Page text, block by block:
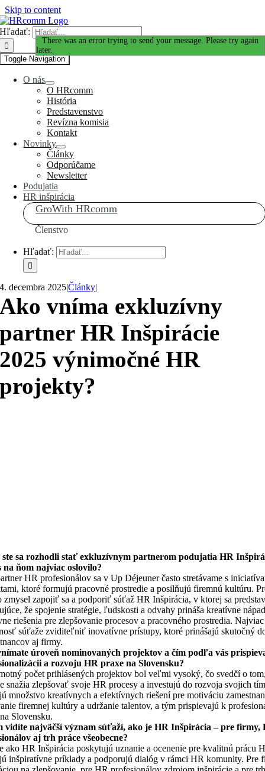
Skip to content
Hľadať:
Toggle Navigation
O nás
O HRcomm
História
Predstavenstvo
Revízna komisia
Kontakt
Novinky
Články
Odporúčame
Newsletter
Podujatia
HR inšpirácia
GroWith HRcomm
Členstvo
Hľadať:
4. decembra 2025|Články|
Ako vníma exkluzívny
partner HR Inšpirácie
2025 výnimočné HR
projekty?
ste sa rozhodli stať exkluzívnym partnerom podujatia HR
na ňom najviac oslovilo?
HR profesionálov sa v Up Déjeuner často stretávame s
ktoré formujú pracovné prostredie a posilňujú firemnú kultúru.
zmysel zapojiť sa a podporiť súťaž HR Inšpirácia, v ktorej sa
že spojenie stratégie, ľudskosti a odvahy prináša kreatívne
riešenia pre zlepšovanie procesov a pracovného prostredia.
súťaže zviditeľniť inovatívne prístupy, ktoré prinášajú skutočný
aj firmy.
úroveň nominovaných projektov a čím podľa vás
a rozvoju HR praxe na Slovensku?
počet prihlásených projektov bol veľmi vysoký, čo svedčí o
snažia zlepšovať svoje HR procesy a investujú do rozvoja svojich
množstvo kreatívnych a efektívnych riešení pre motiváciu
firemnej kultúry a udržanie talentov, a tým prispievajú k
Slovensku.
vidíte najväčší význam súťaží, ako je HR Inšpirácia – pre firmy,
aj trh práce všeobecne?
ako HR Inšpirácia poskytujú uznanie a ocenenie pre kvalitnú prácu
inšpiratívne príklady a podporujú dialóg v rámci HR komunity. Pre
Ďakujeme za Váš záujem!
There was an error trying to send your message. Please try again
later.